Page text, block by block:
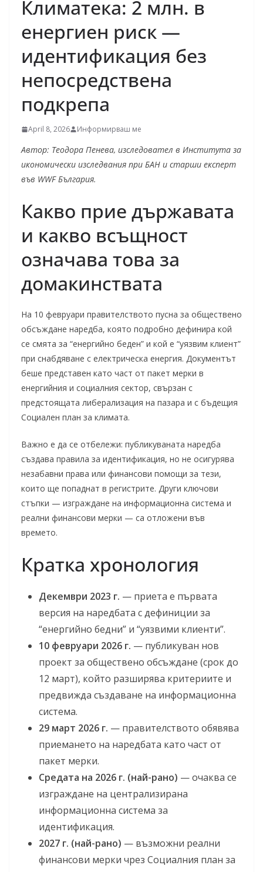
Климатека: 2 млн. в
енергиен риск —
идентификация без
непосредствена
подкрепа
April 8, 2026 Информирваш ме
Автор: Теодора Пенева, изследовател в Института за
икономически изследвания при БАН и старши експерт
във WWF България.
Какво прие държавата
и какво всъщност
означава това за
домакинствата
На 10 февруари правителството пусна за обществено
обсъждане наредба, която подробно дефинира кой
се смята за “енергийно беден” и кой е “уязвим клиент”
при снабдяване с електрическа енергия. Документът
беше представен като част от пакет мерки в
енергийния и социалния сектор, свързан с
предстоящата либерализация на пазара и с бъдещия
Социален план за климата.
Важно е да се отбележи: публикуваната наредба
създава правила за идентификация, но не осигурява
незабавни права или финансови помощи за тези,
които ще попаднат в регистрите. Други ключови
стъпки — изграждане на информационна система и
реални финансови мерки — са отложени във
времето.
Кратка хронология
Декември 2023 г. — приета е първата
версия на наредбата с дефиниции за
“енергийно бедни” и “уязвими клиенти”.
10 февруари 2026 г. — публикуван нов
проект за обществено обсъждане (срок до
12 март), който разширява критериите и
предвижда създаване на информационна
система.
29 март 2026 г. — правителството обявява
приемането на наредбата като част от
пакет мерки.
Средата на 2026 г. (най-рано) — очаква се
изграждане на централизирана
информационна система за
идентификация.
2027 г. (най-рано) — възможни реални
финансови мерки чрез Социалния план за